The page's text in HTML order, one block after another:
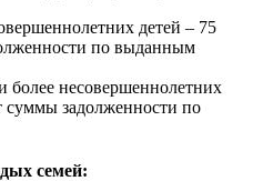
детей – 75
по выданным
более несовершеннолетних
суммы задолженности по
семей: